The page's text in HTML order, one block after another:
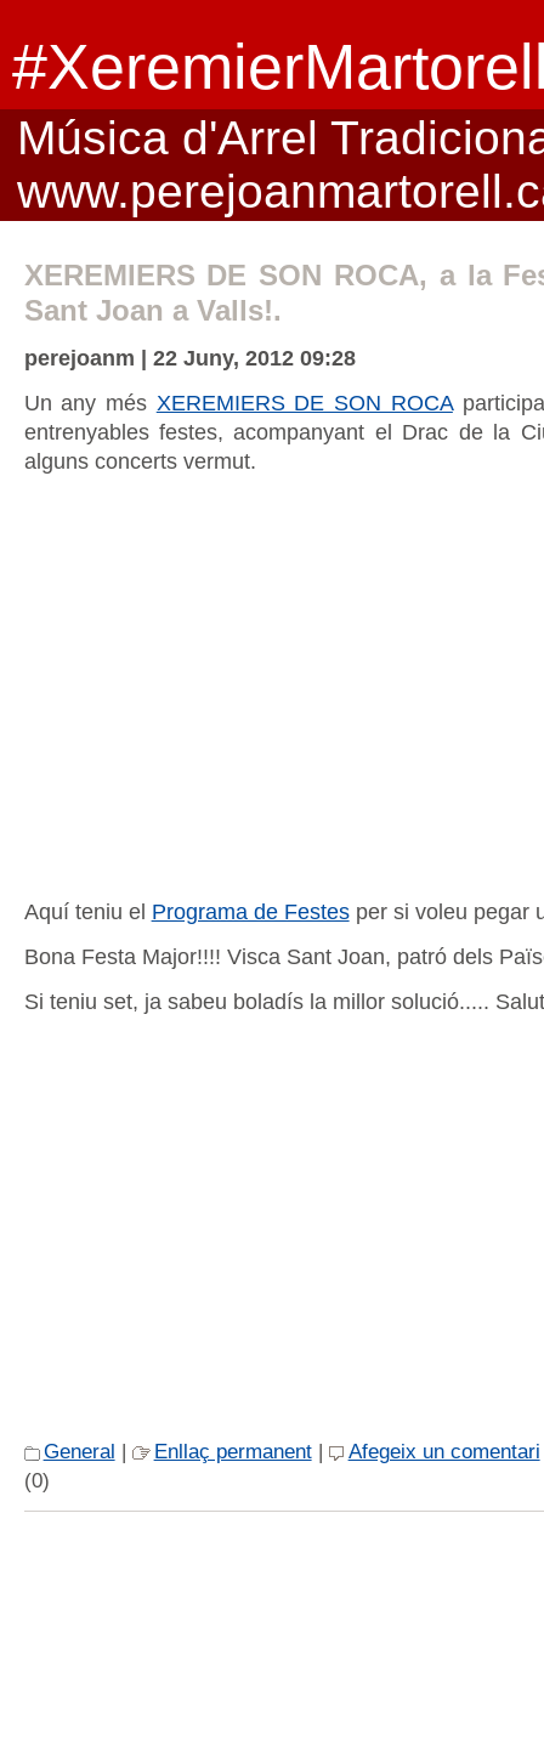
Música d'Arrel
XEREMIERS DE SON ROCA, a la
Sant Joan a Valls!.
perejoanm | 22 Juny, 2012 09:28
Un any més XEREMIERS DE SON ROCA
entrenyables festes, acompanyant el Drac de la
alguns concerts vermut.
Aquí teniu el Programa de Festesper si voleu pegar
Bona Festa Major!!!! Visca Sant Joan, patró dels
Si teniu set, ja sabeu boladís la millor solució.....
General | Enllaç permanent| Afegeix un comentari
(0)